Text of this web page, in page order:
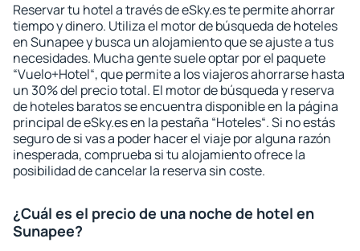
Reservar tu hotel a través de eSky.es te permite ahorrar
tiempo y dinero. Utiliza el motor de búsqueda de hoteles
en Sunapee y busca un alojamiento que se ajuste a tus
necesidades. Mucha gente suele optar por el paquete
“Vuelo+Hotel“, que permite a los viajeros ahorrarse hasta
un 30% del precio total. El motor de búsqueda y reserva
de hoteles baratos se encuentra disponible en la página
principal de eSky.es en la pestaña “Hoteles“. Si no estás
seguro de si vas a poder hacer el viaje por alguna razón
inesperada, comprueba si tu alojamiento ofrece la
posibilidad de cancelar la reserva sin coste.
¿Cuál es el precio de una noche de hotel en
Sunapee?